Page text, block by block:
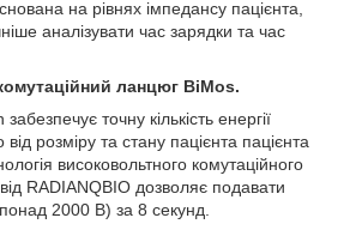
на рівнях імпедансу пацієнта,
аналізувати час зарядки та час
ланцюг BiMos.
точну кількість енергії
розміру та стану пацієнта пацієнта
високовольтного комутаційного
RADIANQBIO дозволяє подавати
2000 В) за 8 секунд.